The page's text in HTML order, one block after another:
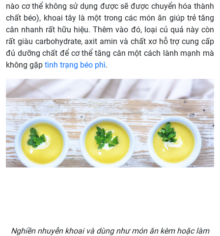
nào cơ thể không sử dụng được sẽ được chuyển hóa thành
chất béo), khoai tây là một trong các món ăn giúp trẻ tăng
cân nhanh rất hữu hiệu. Thêm vào đó, loại củ quả này còn
rất giàu carbohydrate, axit amin và chất xơ hỗ trợ cung cấp
đủ dưỡng chất để cơ thể tăng cân một cách lành mạnh mà
không gặp tình trạng béo phì.
Nghiền nhuyễn khoai và dùng như món ăn kèm hoặc làm